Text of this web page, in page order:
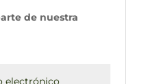
de nuestra